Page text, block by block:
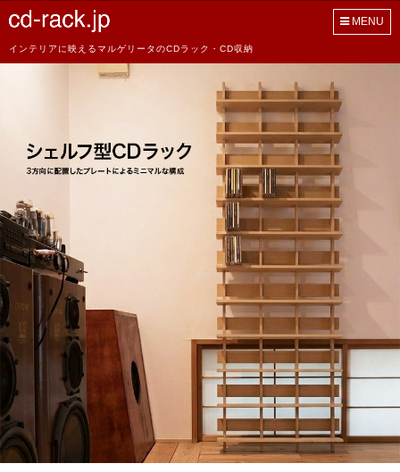
インテリアに映えるマルゲリータのCDラック・CD収納
MENU